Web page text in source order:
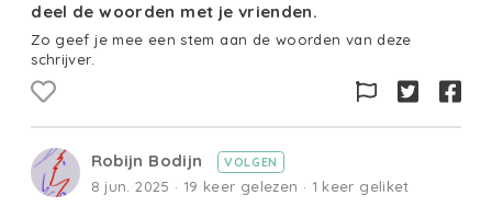
deel de woorden met je vrienden.
Zo geef je mee een stem aan de woorden van deze
schrijver.
Robijn Bodijn VOLGEN
8 jun. 2025 · 19 keer gelezen · 1 keer geliket